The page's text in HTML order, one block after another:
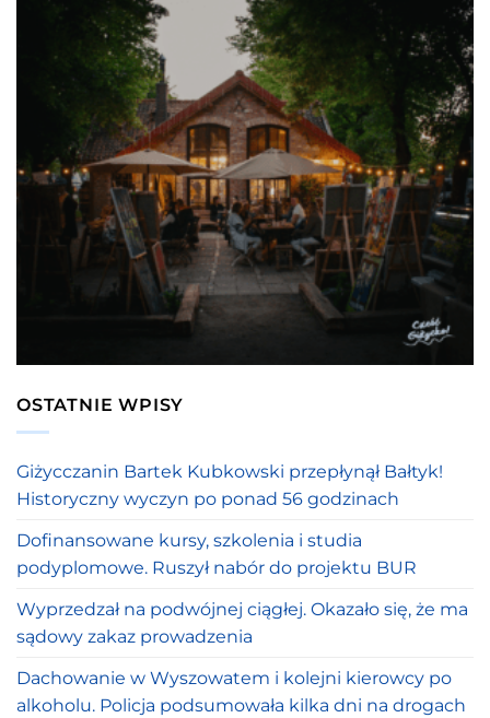
OSTATNIE WPISY
Giżycczanin Bartek Kubkowski przepłynął Bałtyk!
Historyczny wyczyn po ponad 56 godzinach
Dofinansowane kursy, szkolenia i studia
podyplomowe. Ruszył nabór do projektu BUR
Wyprzedzał na podwójnej ciągłej. Okazało się, że ma
sądowy zakaz prowadzenia
Dachowanie w Wyszowatem i kolejni kierowcy po
alkoholu. Policja podsumowała kilka dni na drogach